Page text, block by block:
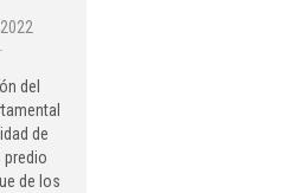
del
de
predio
de los